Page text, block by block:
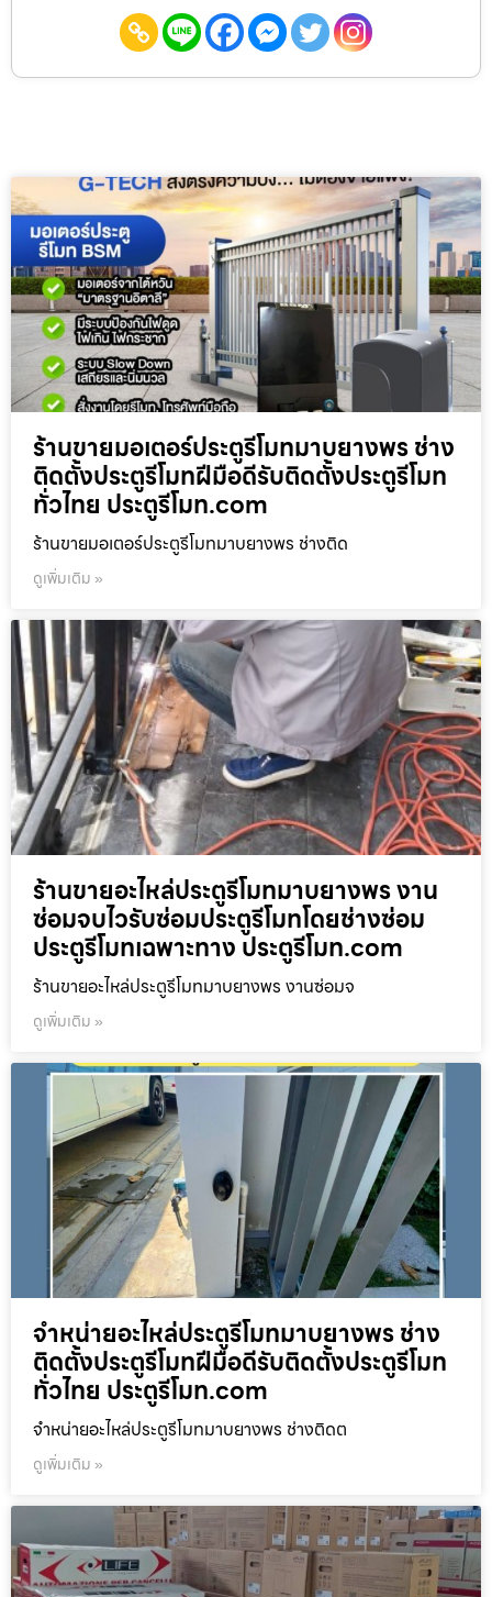
ร้านขายมอเตอร์ประตูรีโมทมาบยางพร ช่าง
ติดตั้งประตูรีโมทฝีมือดีรับติดตั้งประตูรีโมท
ทั่วไทย ประตูรีโมท.com
ร้านขายมอเตอร์ประตูรีโมทมาบยางพร ช่างติด
ดูเพิ่มเติม »
ร้านขายอะไหล่ประตูรีโมทมาบยางพร งาน
ซ่อมจบไวรับซ่อมประตูรีโมทโดยช่างซ่อม
ประตูรีโมทเฉพาะทาง ประตูรีโมท.com
ร้านขายอะไหล่ประตูรีโมทมาบยางพร งานซ่อมจ
ดูเพิ่มเติม »
จำหน่ายอะไหล่ประตูรีโมทมาบยางพร ช่าง
ติดตั้งประตูรีโมทฝีมือดีรับติดตั้งประตูรีโมท
ทั่วไทย ประตูรีโมท.com
จำหน่ายอะไหล่ประตูรีโมทมาบยางพร ช่างติดต
ดูเพิ่มเติม »